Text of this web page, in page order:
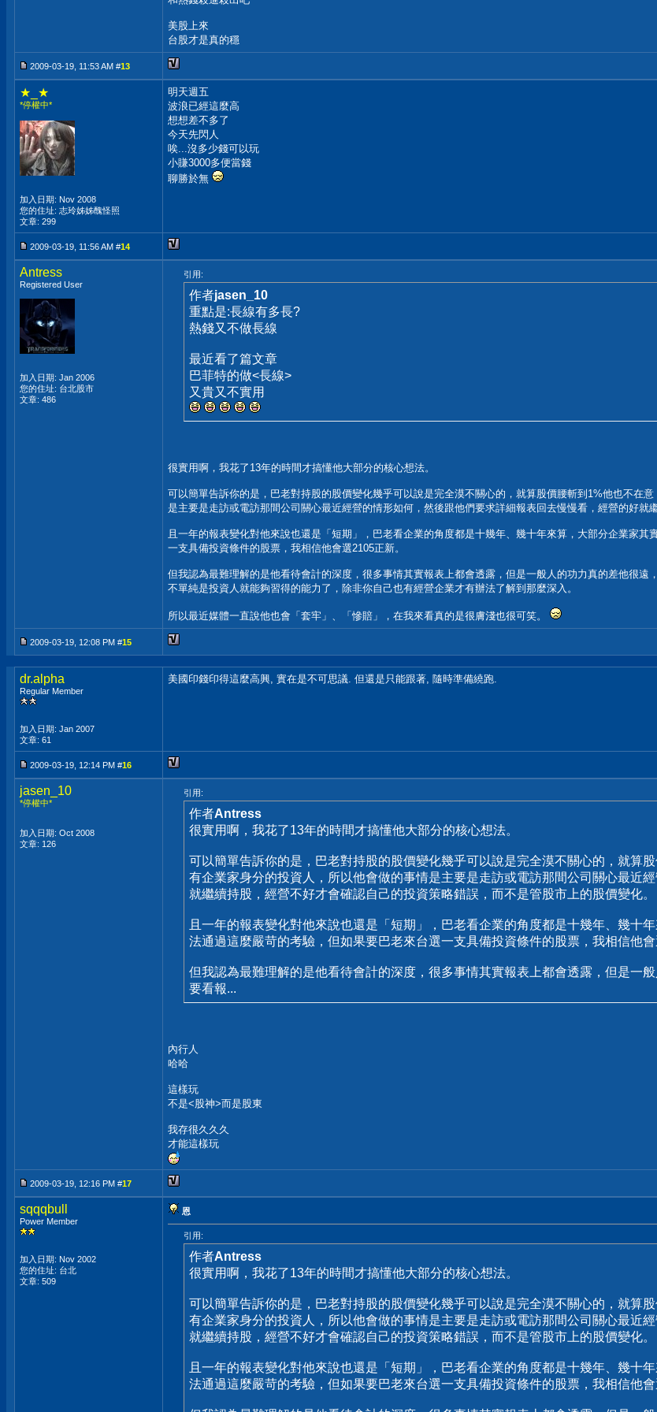
美股上來
台股才是真的穩
2009-03-19, 11:53 AM #13
★_★
*停權中*
加入日期: Nov 2008
您的住址: 志玲姊姊醜怪照
文章: 299
明天週五
波浪已經這麼高
想想差不多了
今天先閃人
唉...沒多少錢可以玩
小賺3000多便當錢
聊勝於無
2009-03-19, 11:56 AM #14
Antress
Registered User
加入日期: Jan 2006
您的住址: 台北股市
文章: 486
引用:
作者jasen_10
重點是:長線有多長?
熱錢又不做長線
最近看了篇文章
巴菲特的做<長線>
又貴又不實用
很實用啊，我花了13年的時間才搞懂他大部分的核心想法。
可以簡單告訴你的是，巴老對持股的股價變化幾乎可以說是完全漠不關心的，就算股價腰斬到1%他也不在
是主要是走訪或電訪那間公司關心最近經營的情形如何，然後跟他們要求詳細報表回去慢慢看，經營的好就
且一年的報表變化對他來說也還是「短期」，巴老看企業的角度都是十幾年、幾十年來算，大部分企業家
一支具備投資條件的股票，我相信他會選2105正新。
但我認為最難理解的是他看待會計的深度，很多事情其實報表上都會透露，但是一般人的功力真的差他很
不單純是投資人就能夠習得的能力了，除非你自己也有經營企業才有辦法了解到那麼深入。
所以最近媒體一直說他也會「套牢」、「慘賠」，在我來看真的是很膚淺也很可笑。
2009-03-19, 12:08 PM #15
dr.alpha
Regular Member
加入日期: Jan 2007
文章: 61
美國印錢印得這麼高興, 實在是不可思議. 但還是只能跟著, 隨時準備繞跑.
2009-03-19, 12:14 PM #16
jasen_10
*停權中*
加入日期: Oct 2008
文章: 126
引用:
作者Antress
很實用啊，我花了13年的時間才搞懂他大部分的核心想法。
可以簡單告訴你的是，巴老對持股的股價變化幾乎可以說是完全漠不關心的，就算
有企業家身分的投資人，所以他會做的事情是主要是走訪或電訪那間公司關心最近
就繼續持股，經營不好才會確認自己的投資策略錯誤，而不是管股市上的股價變化。
且一年的報表變化對他來說也還是「短期」，巴老看企業的角度都是十幾年、幾十
法通過這麼嚴苛的考驗，但如果要巴老來台選一支具備投資條件的股票，我相信他會
但我認為最難理解的是他看待會計的深度，很多事情其實報表上都會透露，但是一
要看報...
內行人
哈哈
這樣玩
不是<股神>而是股東
我存很久久久
才能這樣玩
2009-03-19, 12:16 PM #17
sqqqbull
Power Member
加入日期: Nov 2002
您的住址: 台北
文章: 509
恩
引用:
作者Antress
很實用啊，我花了13年的時間才搞懂他大部分的核心想法。
可以簡單告訴你的是，巴老對持股的股價變化幾乎可以說是完全漠不關心的，就算
有企業家身分的投資人，所以他會做的事情是主要是走訪或電訪那間公司關心最近
就繼續持股，經營不好才會確認自己的投資策略錯誤，而不是管股市上的股價變化。
且一年的報表變化對他來說也還是「短期」，巴老看企業的角度都是十幾年、幾十
法通過這麼嚴苛的考驗，但如果要巴老來台選一支具備投資條件的股票，我相信他會